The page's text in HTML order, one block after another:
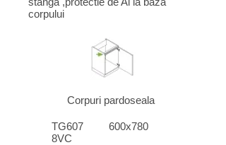
corpului
Corpuri pardoseala
TG607
8VC
600x780